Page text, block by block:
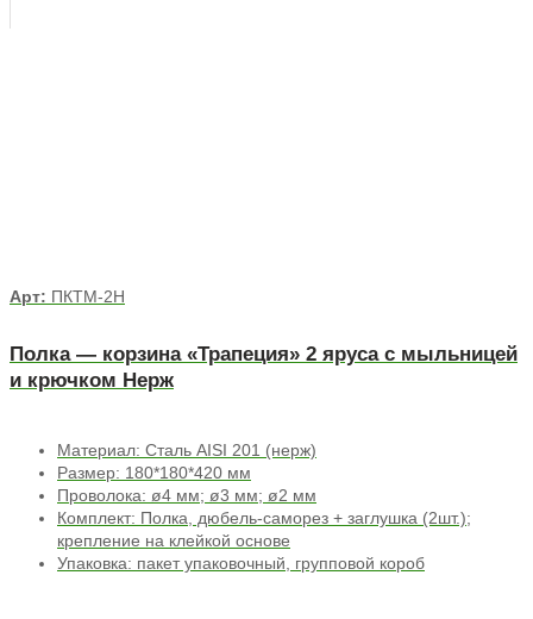
Арт: ПКТМ-2Н
Полка — корзина «Трапеция» 2 яруса с мыльницей
и крючком Нерж
Материал: Сталь AISI 201 (нерж)
Размер: 180*180*420 мм
Проволока: ø4 мм; ø3 мм; ø2 мм
Комплект: Полка, дюбель-саморез + заглушка (2шт.);
крепление на клейкой основе
Упаковка: пакет упаковочный, групповой короб